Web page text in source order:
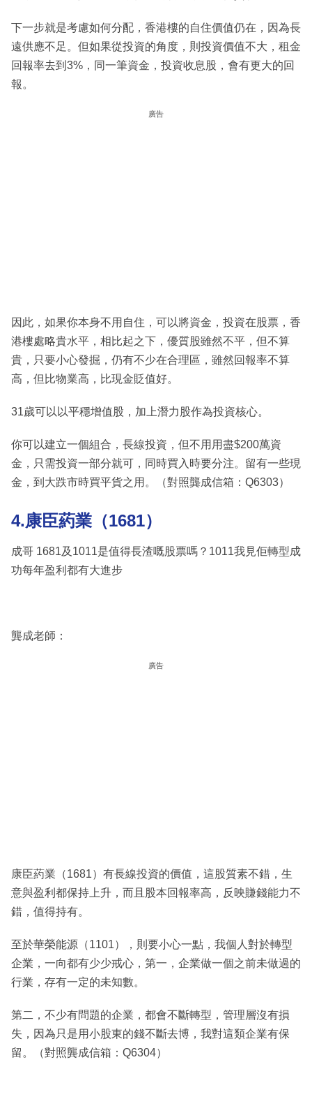
下一步就是考慮如何分配，香港樓的自住價值仍在，因為長
遠供應不足。但如果從投資的角度，則投資價值不大，租金
回報率去到3%，同一筆資金，投資收息股，會有更大的回
報。
廣告
因此，如果你本身不用自住，可以將資金，投資在股票，香
港樓處略貴水平，相比起之下，優質股雖然不平，但不算
貴，只要小心發掘，仍有不少在合理區，雖然回報率不算
高，但比物業高，比現金貶值好。
31歲可以以平穩增值股，加上潛力股作為投資核心。
你可以建立一個組合，長線投資，但不用用盡$200萬資
金，只需投資一部分就可，同時買入時要分注。留有一些現
金，到大跌市時買平貨之用。（對照龔成信箱：Q6303）
4.康臣葯業（1681）
成哥 1681及1011是值得長渣嘅股票嗎？1011我見佢轉型成
功每年盈利都有大進步
龔成老師：
廣告
康臣葯業（1681）有長線投資的價值，這股質素不錯，生
意與盈利都保持上升，而且股本回報率高，反映賺錢能力不
錯，值得持有。
至於華榮能源（1101），則要小心一點，我個人對於轉型
企業，一向都有少少戒心，第一，企業做一個之前未做過的
行業，存有一定的未知數。
第二，不少有問題的企業，都會不斷轉型，管理層沒有損
失，因為只是用小股東的錢不斷去博，我對這類企業有保
留。（對照龔成信箱：Q6304）